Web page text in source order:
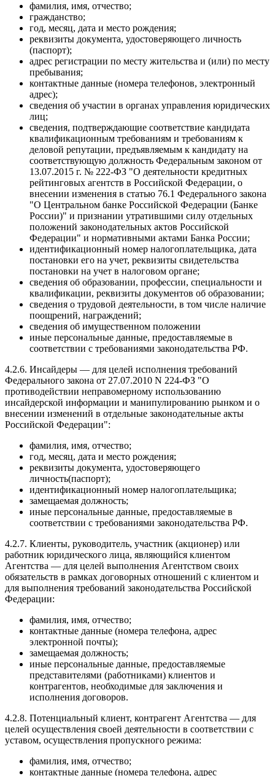
фамилия, имя, отчество;
гражданство;
год, месяц, дата и место рождения;
реквизиты документа, удостоверяющего личность
(паспорт);
адрес регистрации по месту жительства и (или) по месту
пребывания;
контактные данные (номера телефонов, электронный
адрес);
сведения об участии в органах управления юридических
лиц;
сведения, подтверждающие соответствие кандидата
квалификационным требованиям и требованиям к
деловой репутации, предъявляемым к кандидату на
соответствующую должность Федеральным законом от
13.07.2015 г. № 222-ФЗ "О деятельности кредитных
рейтинговых агентств в Российской Федерации, о
внесении изменения в статью 76.1 Федерального закона
"О Центральном банке Российской Федерации (Банке
России)" и признании утратившими силу отдельных
положений законодательных актов Российской
Федерации" и нормативными актами Банка России;
идентификационный номер налогоплательщика, дата
постановки его на учет, реквизиты свидетельства
постановки на учет в налоговом органе;
сведения об образовании, профессии, специальности и
квалификации, реквизиты документов об образовании;
сведения о трудовой деятельности, в том числе наличие
поощрений, награждений;
сведения об имущественном положении
иные персональные данные, предоставляемые в
соответствии с требованиями законодательства РФ.
4.2.6. Инсайдеры — для целей исполнения требований
Федерального закона от 27.07.2010 N 224-ФЗ "О
противодействии неправомерному использованию
инсайдерской информации и манипулированию рынком и о
внесении изменений в отдельные законодательные акты
Российской Федерации":
фамилия, имя, отчество;
год, месяц, дата и место рождения;
реквизиты документа, удостоверяющего
личность(паспорт);
идентификационный номер налогоплательщика;
замещаемая должность;
иные персональные данные, предоставляемые в
соответствии с требованиями законодательства РФ.
4.2.7. Клиенты, руководитель, участник (акционер) или
работник юридического лица, являющийся клиентом
Агентства — для целей выполнения Агентством своих
обязательств в рамках договорных отношений с клиентом и
для выполнения требований законодательства Российской
Федерации:
фамилия, имя, отчество;
контактные данные (номера телефона, адрес
электронной почты);
замещаемая должность;
иные персональные данные, предоставляемые
представителями (работниками) клиентов и
контрагентов, необходимые для заключения и
исполнения договоров.
4.2.8. Потенциальный клиент, контрагент Агентства — для
целей осуществления своей деятельности в соответствии с
уставом, осуществления пропускного режима:
фамилия, имя, отчество;
контактные данные (номера телефона, адрес